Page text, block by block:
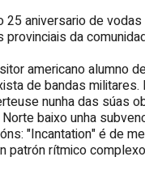
aniversario de
da
americano alumno
de bandas
nunha das súas
baixo unha
"Incantation" é de
patrón rítmico